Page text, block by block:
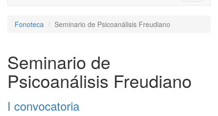
Fonoteca Seminario de Psicoanálisis Freudiano
Seminario de
Psicoanálisis Freudiano
I convocatoria